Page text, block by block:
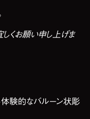
くお願い申し上げま
体験的なバルーン状彫